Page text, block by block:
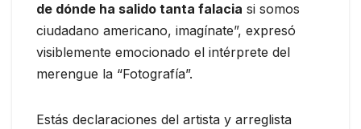
de dónde ha salido tanta falacia si somos
ciudadano americano, imagínate”, expresó
visiblemente emocionado el intérprete del
merengue la “Fotografía”.
Estás declaraciones del artista y arreglista